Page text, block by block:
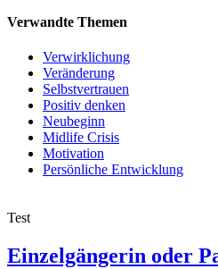
Verwandte Themen
Verwirklichung
Veränderung
Selbstvertrauen
Positiv denken
Neubeginn
Midlife Crisis
Motivation
Persönliche Entwicklung
Test
Einzelgängerin oder